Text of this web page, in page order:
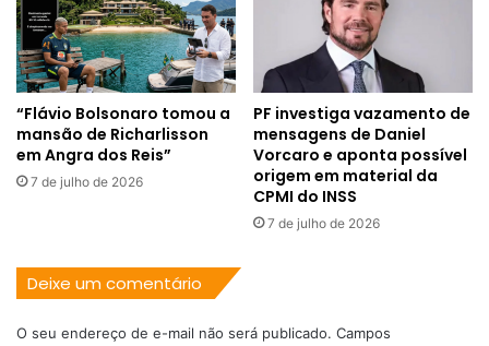
“Flávio Bolsonaro tomou a
mansão de Richarlisson
em Angra dos Reis”
7 de julho de 2026
PF investiga vazamento de
mensagens de Daniel
Vorcaro e aponta possível
origem em material da
CPMI do INSS
7 de julho de 2026
Deixe um comentário
O seu endereço de e-mail não será publicado. Campos